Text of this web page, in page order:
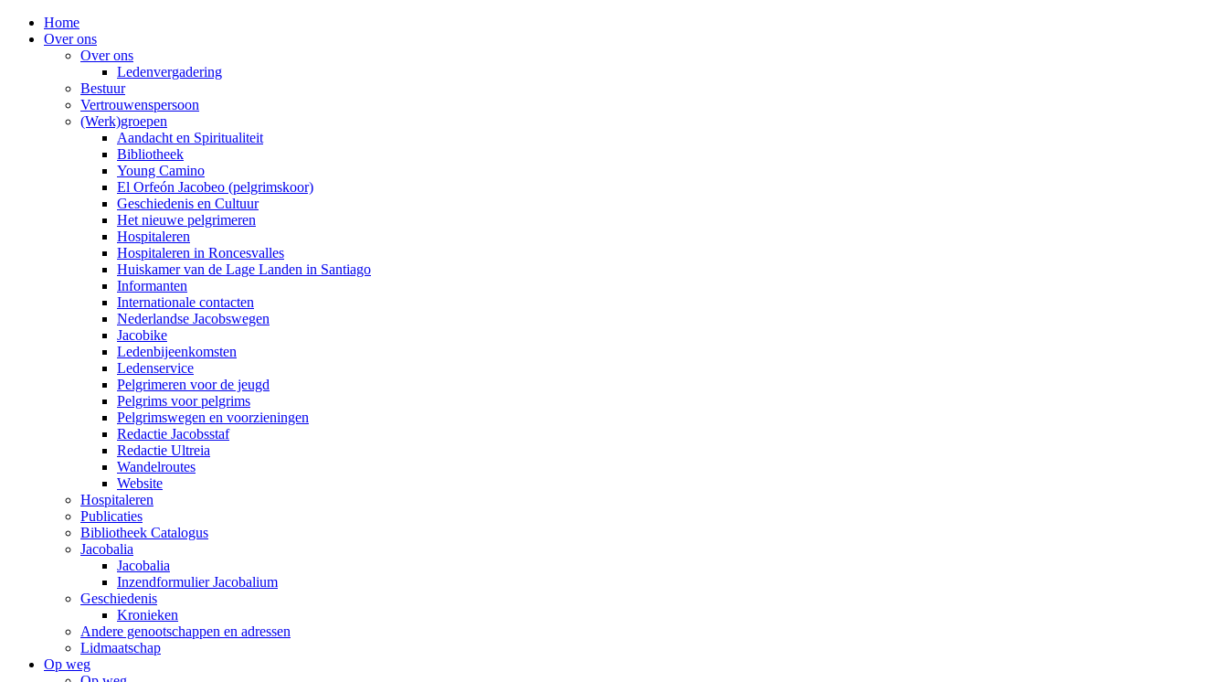
Home
Over ons
Over ons
Ledenvergadering
Bestuur
Vertrouwenspersoon
(Werk)groepen
Aandacht en Spiritualiteit
Bibliotheek
Young Camino
El Orfeón Jacobeo (pelgrimskoor)
Geschiedenis en Cultuur
Het nieuwe pelgrimeren
Hospitaleren
Hospitaleren in Roncesvalles
Huiskamer van de Lage Landen in Santiago
Informanten
Internationale contacten
Nederlandse Jacobswegen
Jacobike
Ledenbijeenkomsten
Ledenservice
Pelgrimeren voor de jeugd
Pelgrims voor pelgrims
Pelgrimswegen en voorzieningen
Redactie Jacobsstaf
Redactie Ultreia
Wandelroutes
Website
Hospitaleren
Publicaties
Bibliotheek Catalogus
Jacobalia
Jacobalia
Inzendformulier Jacobalium
Geschiedenis
Kronieken
Andere genootschappen en adressen
Lidmaatschap
Op weg